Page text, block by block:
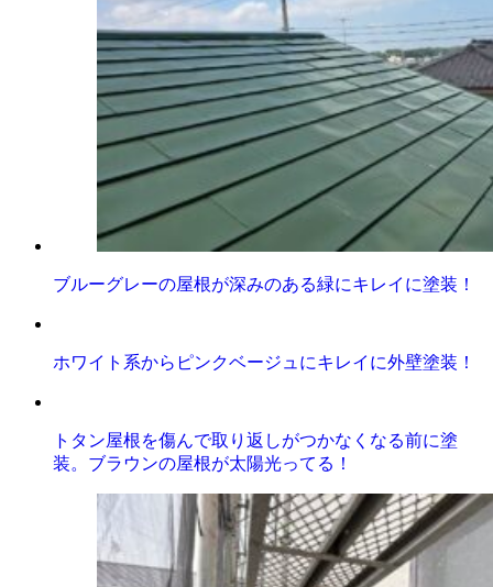
ブルーグレーの屋根が深みのある緑にキレイに塗装！
ホワイト系からピンクベージュにキレイに外壁塗装！
トタン屋根を傷んで取り返しがつかなくなる前に塗
装。ブラウンの屋根が太陽光ってる！